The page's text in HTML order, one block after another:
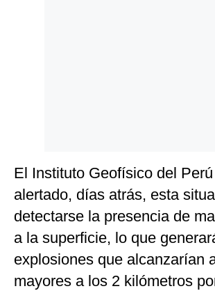
El Instituto Geofísico del
alertado, días atrás, esta
detectarse la presencia de
a la superficie, lo que
explosiones que alcanzarían
mayores a los 2 kilómetros